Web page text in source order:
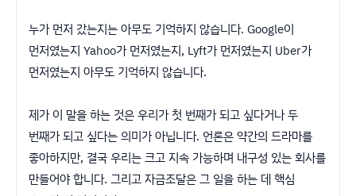
누가 먼저 갔는지는 아무도 기억하지 않습니다. Google이
먼저였는지 Yahoo가 먼저였는지, Lyft가 먼저였는지 Uber가
먼저였는지 아무도 기억하지 않습니다.
제가 이 말을 하는 것은 우리가 첫 번째가 되고 싶다거나 두
번째가 되고 싶다는 의미가 아닙니다. 언론은 약간의 드라마를
좋아하지만, 결국 우리는 크고 지속 가능하며 내구성 있는 회사를
만들어야 합니다. 그리고 자금조달은 그 일을 하는 데 핵심